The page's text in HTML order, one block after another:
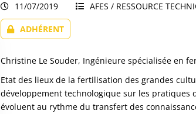
11/07/2019 AFES / RESSOURCE
ADHÉRENT
Christine Le Souder, Ingénieure spécialisée en
Etat des lieux de la fertilisation des grandes
développement technologique sur les
évoluent au rythme du transfert des